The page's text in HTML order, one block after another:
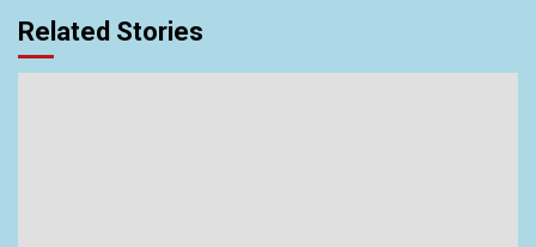
Related Stories